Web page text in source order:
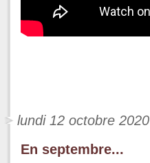
lundi 12 octobre 2020
En septembre...